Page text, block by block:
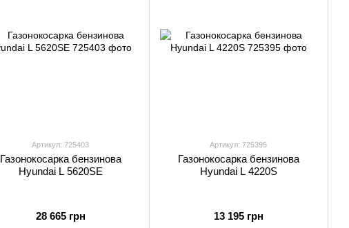
Артикул: 725403
Газонокосарка бензинова
Hyundai L 5620SE
28 665 грн
Артикул: 725395
Газонокосарка бензинова
Hyundai L 4220S
13 195 грн